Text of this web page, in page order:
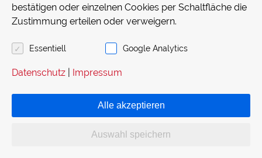
bestätigen oder einzelnen Cookies per Schaltfläche die
Zustimmung erteilen oder verweigern.
Essentiell Google Analytics
Datenschutz Impressum
Alle akzeptieren
Auswahl speichern